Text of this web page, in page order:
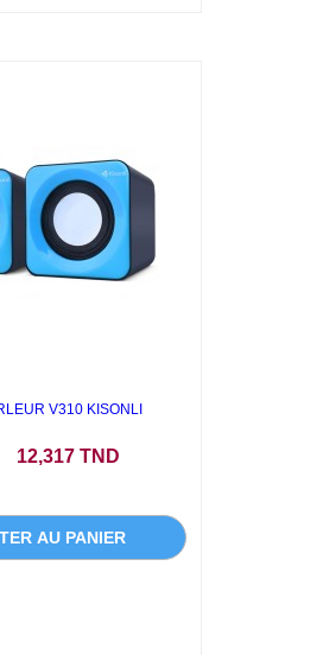
V310 KISONLI
12,317 TND
AU PANIER